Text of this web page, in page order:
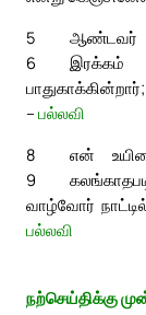
5
ஆண்டவர்
இரக்கம்
6
– பல்லவி
8
என்
9
வாழ்வோர்
பல்லவி
நற்செய்திக்கு